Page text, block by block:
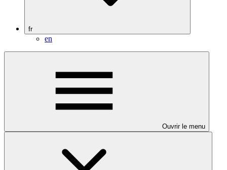
fr
en
Ouvrir le menu